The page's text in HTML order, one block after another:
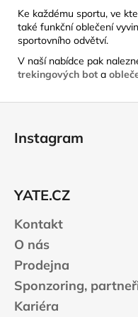
Ke každému sportu, ve
také funkční oblečení
sportovního odvětví.
V naší nabídce pak
trekingových bot a
Instagram
YATE.CZ
Kontakt
O nás
Prodejna
Sponzoring,
Kariéra